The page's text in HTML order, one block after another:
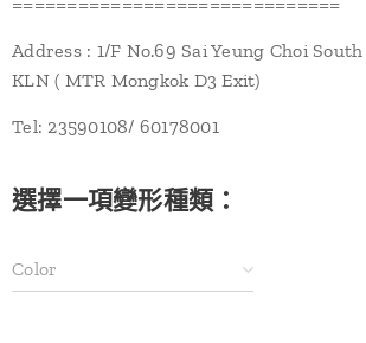
Address : 1/F No.69 Sai Yeung Choi
KLN ( MTR Mongkok D3 Exit)
Tel: 23590108/ 60178001
選擇一項變形種類：
Color